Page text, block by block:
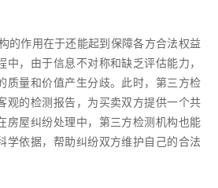
的作用在于还能起到保障各方合法权益
中，由于信息不对称和缺乏评估能力，
质量和价值产生分歧。此时，第三方检
观的检测报告，为买卖双方提供一个共
房屋纠纷处理中，第三方检测机构也能
学依据，帮助纠纷双方维护自己的合法